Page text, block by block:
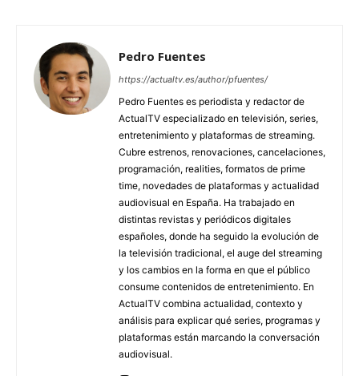
Pedro Fuentes
https://actualtv.es/author/pfuentes/
Pedro Fuentes es periodista y redactor de
ActualTV especializado en televisión, series,
entretenimiento y plataformas de streaming.
Cubre estrenos, renovaciones, cancelaciones,
programación, realities, formatos de prime
time, novedades de plataformas y actualidad
audiovisual en España. Ha trabajado en
distintas revistas y periódicos digitales
españoles, donde ha seguido la evolución de
la televisión tradicional, el auge del streaming
y los cambios en la forma en que el público
consume contenidos de entretenimiento. En
ActualTV combina actualidad, contexto y
análisis para explicar qué series, programas y
plataformas están marcando la conversación
audiovisual.